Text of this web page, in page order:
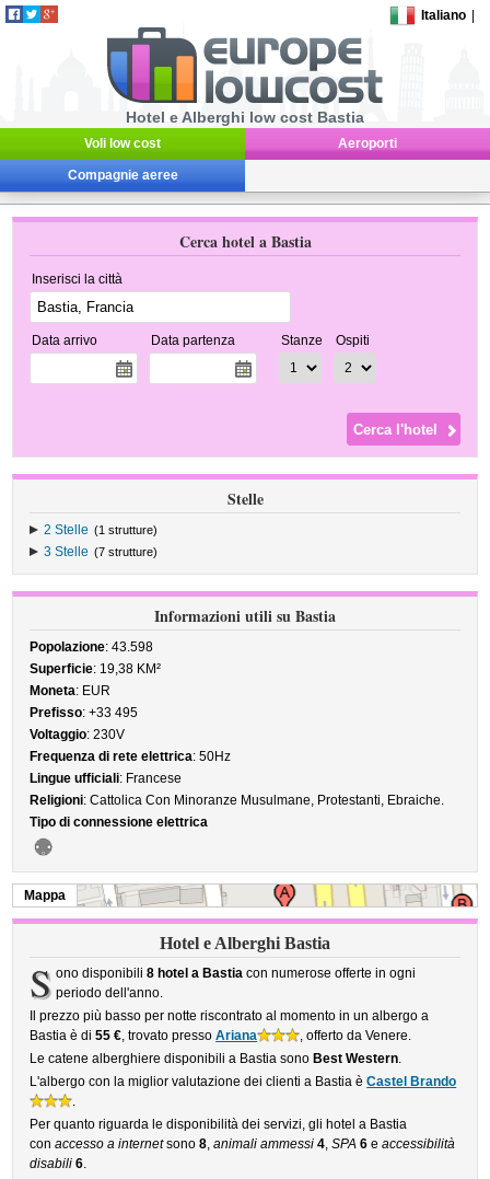
Italiano
Hotel e Alberghi low cost Bastia
Voli low cost Aeroporti
Compagnie aeree
Cerca hotel a Bastia
Inserisci la città
Data arrivo Data partenza Stanze Ospiti
Stelle
2 Stelle (1 strutture)
3 Stelle (7 strutture)
Informazioni utili su Bastia
Popolazione: 43.598
Superficie: 19,38 KM²
Moneta: EUR
Prefisso: +33 495
Voltaggio: 230V
Frequenza di rete elettrica: 50Hz
Lingue ufficiali: Francese
Religioni: Cattolica Con Minoranze Musulmane, Protestanti, Ebraiche.
Tipo di connessione elettrica
Mappa
Hotel e Alberghi Bastia
S ono disponibili 8 hotel a Bastiacon numerose offerte in ogni
periodo dell'anno.
Il prezzo più basso per notte riscontrato al momento in un albergo a
Bastia è di55 €, trovato pressoAriana
, offerto da Venere.
Le catene alberghiere disponibili a Bastia sono Best Western.
L'albergo con la miglior valutazione dei clienti a Bastia èCastel Brando
.
Per quanto riguarda le disponibilità dei servizi, gli hotel a Bastia
conaccesso a internetsono8,animali ammessi 4,SPA 6 eaccessibilità
disabili 6.